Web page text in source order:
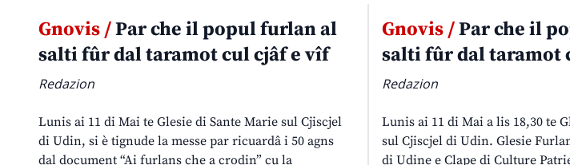
Gnovis /Par che il popul furlan al
salti fûr dal taramot cul cjâf e vîf
Redazion
Lunis ai 11 di Mai te Glesie di Sante Marie sul Cjiscjel
di Udin, si è tignude la messe par ricuardâ i 50 agns
dal document “Ai furlans che a crodin” cu la
Gnovis /Par che il
salti fûr dal taramot
Redazion
Lunis ai 11 di Mai a lis 18,30 te
sul Cjiscjel di Udin. Glesie
di Udine e Clape di Culture